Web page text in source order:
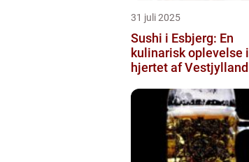
31 juli 2025
Sushi i Esbjerg: En
kulinarisk oplevelse i
hjertet af Vestjylland